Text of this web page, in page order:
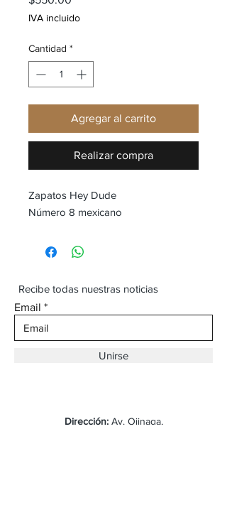
IVA incluido
Cantidad *
Agregar al carrito
Realizar compra
Zapatos Hey Dude
Número 8 mexicano
Recibe todas nuestras noticias
Email
Unirse
Dirección: Av. Ojinaga,